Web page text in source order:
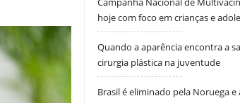
hoje com foco em crianças e
Quando a aparência encontra a
cirurgia plástica na juventude
Brasil é eliminado pela Noruega